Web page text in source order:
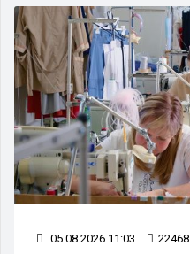
05.08.2026 11:03 22468